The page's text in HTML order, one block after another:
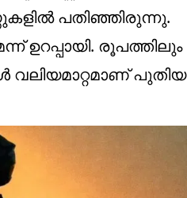
പതിഞ്ഞിരുന്നു.
രൂപത്തിലും
പുതിയ